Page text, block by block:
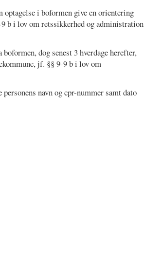
optagelse i boformen give en orientering
b i lov om retssikkerhed og administration
dog senest 3 hverdage herefter,
jf. §§ 9-9 b i lov om
navn og cpr-nummer samt dato